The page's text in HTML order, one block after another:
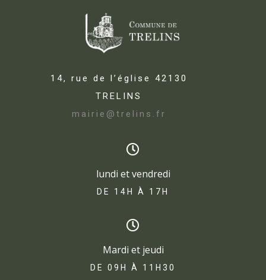
14, rue de l’église 42130
TRELINS
mairie@trelins.fr
lundi et vendredi
DE 14H À 17H​
Mardi et jeudi
DE 09H À 11H30